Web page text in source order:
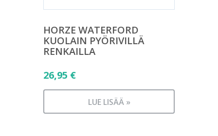
HORZE WATERFORD
KUOLAIN PYÖRIVILLÄ
RENKAILLA
26,95 €
LUE LISÄÄ »